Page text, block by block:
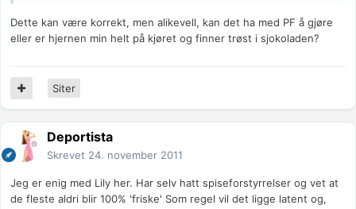
Dette kan være korrekt, men alikevell, kan det ha med PF å gjøre
eller er hjernen min helt på kjøret og finner trøst i sjokoladen?
Siter
Deportista
Skrevet 24. november 2011
Jeg er enig med Lily her. Har selv hatt spiseforstyrrelser og vet at
de fleste aldri blir 100% 'friske' Som regel vil det ligge latent og,